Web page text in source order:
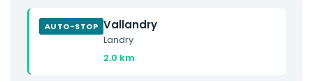
AUTO-STOP Vallandry
Landry
2.0 km